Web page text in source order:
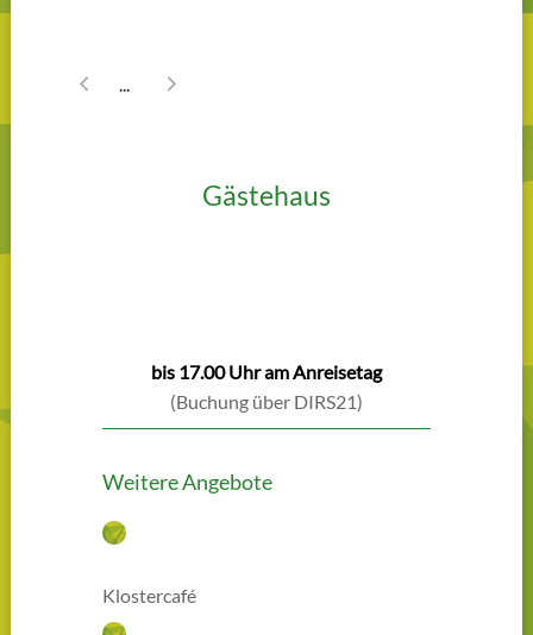
Gästehaus
bis 17.00 Uhr am Anreisetag
(Buchung über DIRS21)
Weitere Angebote
Klostercafé